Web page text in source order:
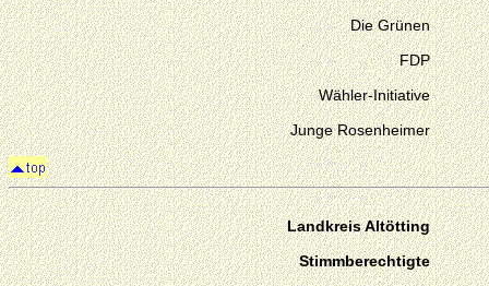
Die Grünen
FDP
Wähler-Initiative
Junge Rosenheimer
Landkreis Altötting
Stimmberechtigte